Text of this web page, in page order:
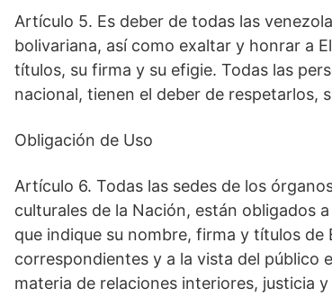
Artículo 5. Es deber de todas las
bolivariana, así como exaltar y honrar a
títulos, su firma y su efigie. Todas las
nacional, tienen el deber de respetarlos,
Obligación de Uso
Artículo 6. Todas las sedes de los
culturales de la Nación, están obligados
que indique su nombre, firma y títulos de
correspondientes y a la vista del público
materia de relaciones interiores, justicia